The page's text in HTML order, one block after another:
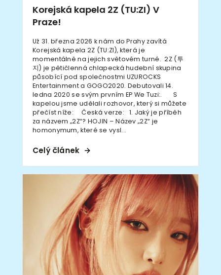
Korejská kapela 2Z (TU:ZI) V
Praze!
Už 31. března 2026 k nám do Prahy zavítá
Korejská kapela 2Z (TU:ZI), která je
momentálně na jejich světovém turné. 2Z (투
지) je pětičlenná chlapecká hudební skupina
působící pod společnostmi UZUROCKS
Entertainment a GOGO2020. Debutovali 14.
ledna 2020 se svým prvním EP We Tuzi:. S
kapelou jsme udělali rozhovor, který si můžete
přečíst níže: Česká verze: 1. Jaký je příběh
za názvem „2Z“? HOJIN – Název „2Z“ je
homonymum, které se vysl...
Celý článek